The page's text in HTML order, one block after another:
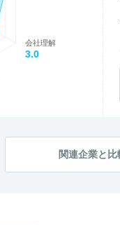
会社理解
3.0
関連企業と比